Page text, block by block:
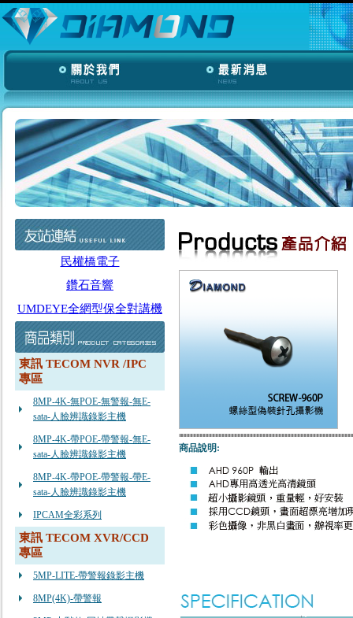
民權橋電子
鑽石音響
UMDEYE全網型保全對講機
東訊 TECOM NVR /IPC
專區
8MP-4K-無POE-無警報-無E-
sata-人臉辨識錄影主機
8MP-4K-帶POE-帶警報-無E-
sata-人臉辨識錄影主機
8MP-4K-帶POE-帶警報-帶E-
sata-人臉辨識錄影主機
IPCAM全彩系列
東訊 TECOM XVR/CCD
專區
5MP-LITE-帶警報錄影主機
8MP(4K)-帶警報
商品說明: